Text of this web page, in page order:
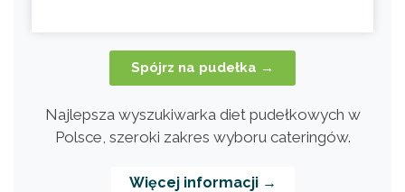
Spójrz na pudełka →
Najlepsza wyszukiwarka diet pudełkowych w
Polsce, szeroki zakres wyboru cateringów.
Więcej informacji →